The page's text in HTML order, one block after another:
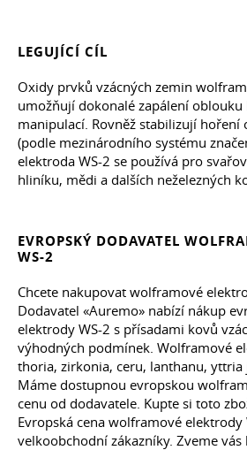
LEGUJÍCÍ CÍL
Oxidy prvků vzácných zemin
umožňují dokonalé zapálení oblouku
manipulací. Rovněž stabilizují hoření
(podle mezinárodního systému
elektroda WS-2 se používá pro
hliníku, mědi a dalších neželezných
EVROPSKÝ DODAVATEL
WS-2
Chcete nakupovat wolframové
Dodavatel «Auremo» nabízí nákup
elektrody WS-2 s přísadami kovů
výhodných podmínek. Wolframové
thoria, zirkonia, ceru, lanthanu, yttria
Máme dostupnou evropskou
cenu od dodavatele. Kupte si toto
Evropská cena wolframové
velkoobchodní zákazníky. Zveme